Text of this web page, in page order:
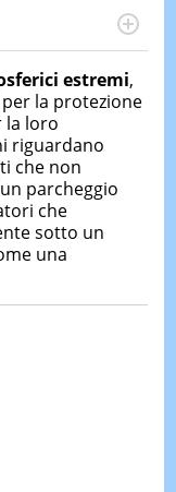
DI
IERI
ha
Social Media
SEO e realizza
su Costume &
estremi,
la protezione
la loro
riguardano
che non
parcheggio
che
sotto un
una